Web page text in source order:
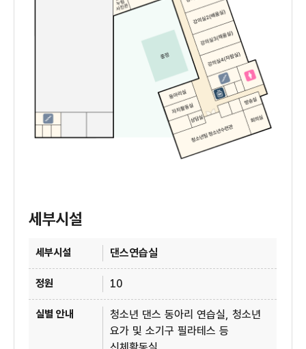
세부시설
댄스연습실
10
청소년 댄스 동아리 연습실, 청소년
요가 및 소기구 필라테스 등